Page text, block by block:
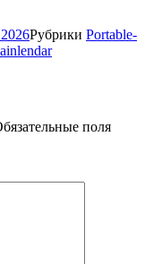
Рубрики Portable-
поля